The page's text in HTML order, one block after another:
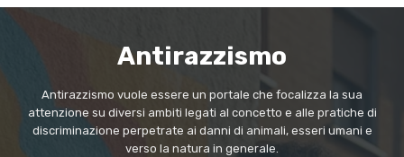
Antirazzismo
Antirazzismo vuole essere un portale che focalizza la sua
attenzione su diversi ambiti legati al concetto e alle pratiche di
discriminazione perpetrate ai danni di animali, esseri umani e
verso la natura in generale.